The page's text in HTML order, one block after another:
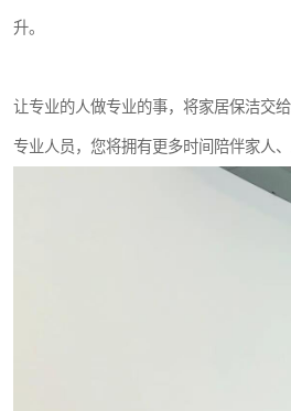
升。
让专业的人做专业的事，将家居保洁交
专业人员，您将拥有更多时间陪伴家人